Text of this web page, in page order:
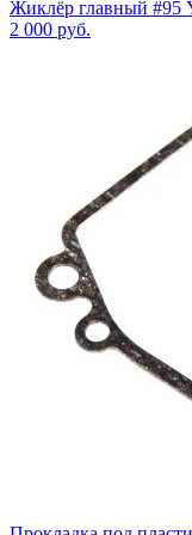
Жиклёр главный #95
2 000 руб.